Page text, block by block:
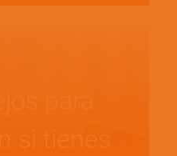
para
si tienes